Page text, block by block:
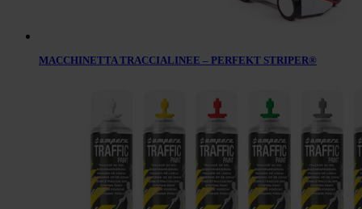
MACCHINETTA TRACCIALINEE – PERFEKT STRIPER®